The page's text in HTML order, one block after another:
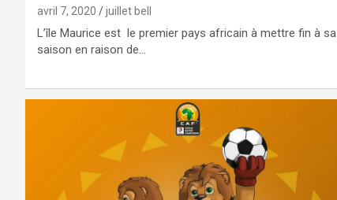
avril 7, 2020 juillet bell
L’île Maurice est le premier pays africain à mettre fin à sa
saison en raison de…